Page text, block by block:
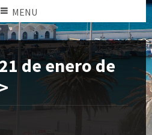
MENU
de enero de